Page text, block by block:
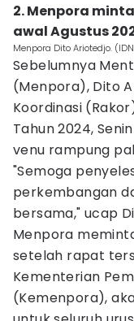
2. Menpora
awal Agustus
Menpora Dito Ariotedjo.
Sebelumnya
(Menpora), Dito
Koordinasi
Tahun 2024,
venu rampung
"Semoga
perkembangan
bersama," ucap
Menpora
setelah rapat
Kementerian
(Kemenpora),